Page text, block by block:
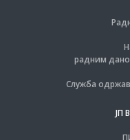
радним
Служба
ЈП